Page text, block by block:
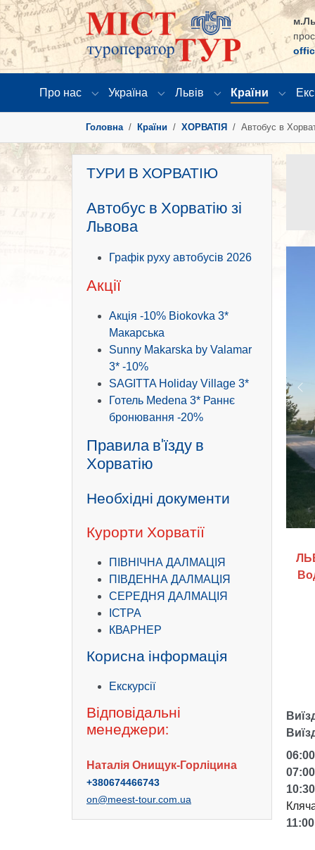
Про нас
Submenu for "Про нас"
Україна
Submenu for "Україна"
Львів
Submenu for
Країни
Головна
Країни ХОРВАТІЯ Автобус в
ТУРИ В ХОРВАТІЮ
Автобус в Хорватію зі
Львова
Графік руху автобусів 2026
Акції
Акція -10% Biokovka 3*
Макарська
Sunny Makarska by Valamar
3* -10%
SAGITTA Holiday Village 3*
Готель Medena 3* Раннє
бронювання -20%
Правила в'їзду в
Хорватію
Необхідні документи
Курорти Хорватії
ПІВНІЧНА ДАЛМАЦІЯ
ПІВДЕННА ДАЛМАЦІЯ
СЕРЕДНЯ ДАЛМАЦІЯ
ІСТРА
КВАРНЕР
Корисна інформація
Екскурсії
Відповідальні
менеджери:
Наталія Онищук-Горліцина
+380674466743
on@meest-tour.com.ua